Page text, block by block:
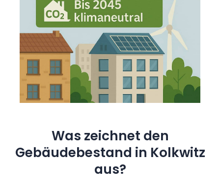
Was zeichnet den
Gebäudebestand in Kolkwitz
aus?